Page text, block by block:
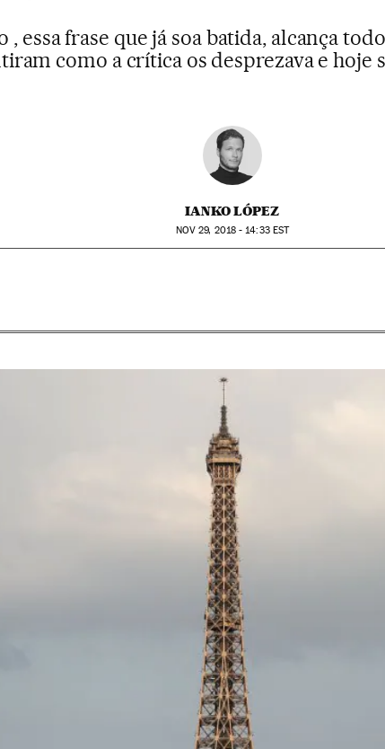
essa frase que já soa batida, alcança
como a crítica os desprezava e
IANKO LÓPEZ
NOV 29, 2018 - 14:33EST